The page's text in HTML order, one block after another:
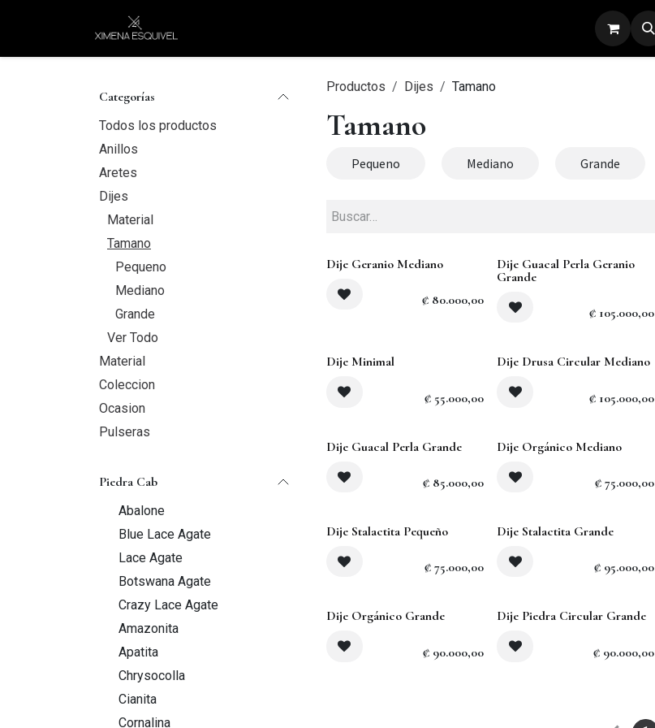
PULSERAS
Categorías
Todos los productos
Anillos
Aretes
Dijes
Material
Tamano
Pequeno
Mediano
Grande
Ver Todo
Material
Coleccion
Ocasion
Pulseras
Piedra Cab
Abalone
Blue Lace Agate
Lace Agate
Botswana Agate
Crazy Lace Agate
Amazonita
Apatita
Chrysocolla
Cianita
Cornalina
Productos Dijes Tamano
Tamano
Pequeno Mediano Grande
Dije Geranio Mediano
₡ 80.000,00
Dije Guacal Perla Geranio
Grande
₡ 105.000,00
Dije Minimal
₡ 55.000,00 Agotado
Dije Drusa Circular Mediano
₡ 105.000,00
Dije Guacal Perla Grande
₡ 85.000,00 Agotado
Dije Orgánico Mediano
₡75.000,00
Agotado
Dije Stalactita Pequeño
₡75.000,00 Agotado
Dije Stalactita Grande
₡ 95.000,00
Dije Orgánico Grande
₡ 90.000,00
Dije Piedra Circular Grande
₡ 90.000,00